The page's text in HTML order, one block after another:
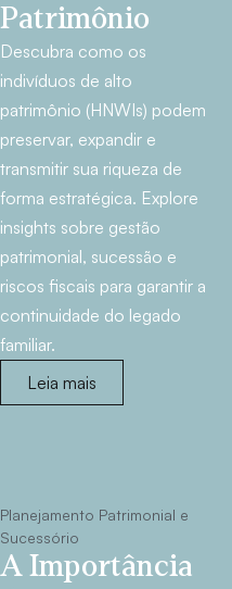
Patrimônio
Descubra como os
indivíduos de alto
patrimônio (HNWIs) podem
preservar, expandir e
transmitir sua riqueza de
forma estratégica. Explore
insights sobre gestão
patrimonial, sucessão e
riscos fiscais para garantir a
continuidade do legado
familiar.
Leia mais
Planejamento Patrimonial e
Sucessório
A Importância